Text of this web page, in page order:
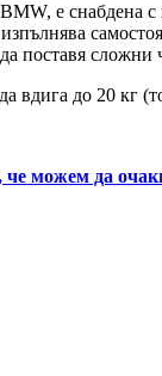
е снабдена с
поставя сложни
вдига до 20 кг
можем да